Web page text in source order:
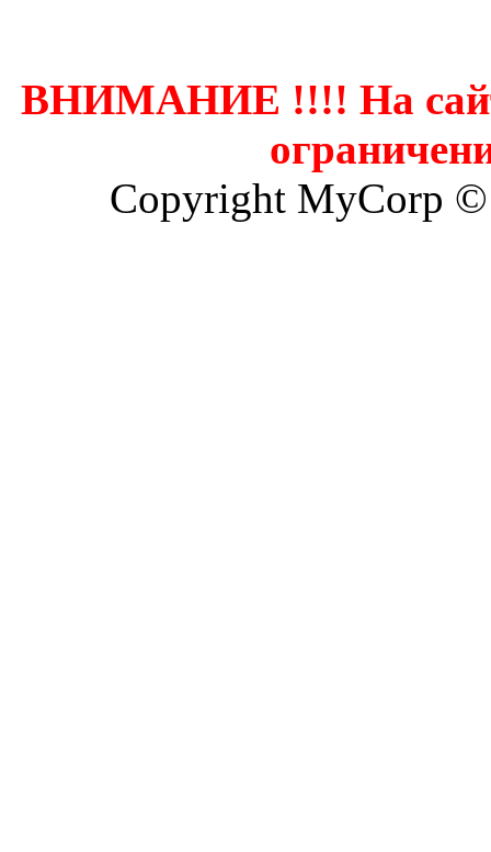
ВНИМАНИЕ !!!! На
Copyright MyCorp